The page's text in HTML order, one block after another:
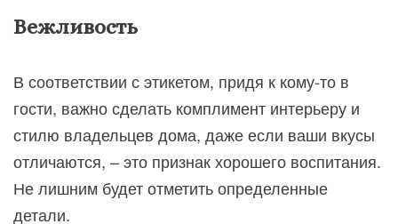
Вежливость
В соответствии с этикетом, придя к кому-то в
гости, важно сделать комплимент интерьеру и
стилю владельцев дома, даже если ваши вкусы
отличаются, – это признак хорошего воспитания.
Не лишним будет отметить определенные
детали.